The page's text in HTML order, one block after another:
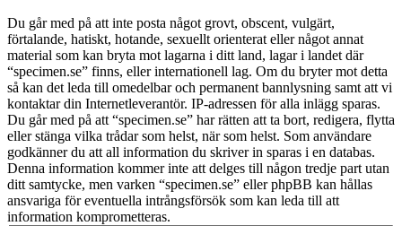
Du går med på att inte posta något grovt, obscent, vulgärt,
förtalande, hatiskt, hotande, sexuellt orienterat eller något annat
material som kan bryta mot lagarna i ditt land, lagar i landet där
“specimen.se” finns, eller internationell lag. Om du bryter mot detta
så kan det leda till omedelbar och permanent bannlysning samt att vi
kontaktar din Internetleverantör. IP-adressen för alla inlägg sparas.
Du går med på att “specimen.se” har rätten att ta bort, redigera, flytta
eller stänga vilka trådar som helst, när som helst. Som användare
godkänner du att all information du skriver in sparas i en databas.
Denna information kommer inte att delges till någon tredje part utan
ditt samtycke, men varken “specimen.se” eller phpBB kan hållas
ansvariga för eventuella intrångsförsök som kan leda till att
information komprometteras.